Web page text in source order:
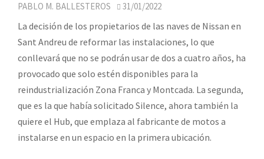
PABLO M. BALLESTEROS 31/01/2022
La decisión de los propietarios de las naves de Nissan en
Sant Andreu de reformar las instalaciones, lo que
conllevará que no se podrán usar de dos a cuatro años, ha
provocado que solo estén disponibles para la
reindustrialización Zona Franca y Montcada. La segunda,
que es la que había solicitado Silence, ahora también la
quiere el Hub, que emplaza al fabricante de motos a
instalarse en un espacio en la primera ubicación.